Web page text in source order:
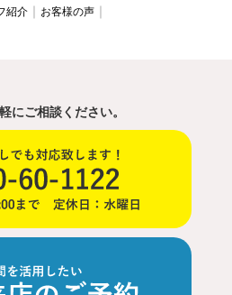
紹介
お客様の声
にご相談ください。